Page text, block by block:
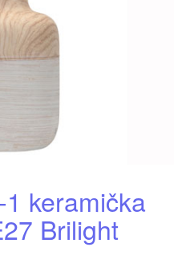
keramička
Brilight